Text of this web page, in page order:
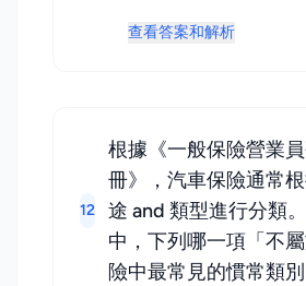
查看答案和解析
12
根據《一般保險營業
冊》，汽車保險通常
途 and 類型進行分類
中，下列哪一項「不
險中最常見的慣常類別